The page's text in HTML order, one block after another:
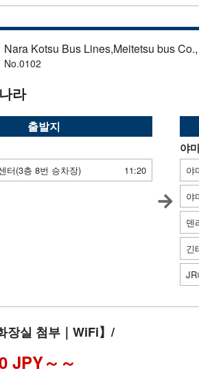
Nara Kotsu Bus Lines,Meitetsu bus
No.0102
라
출발지
터(3층 8번 승차장) 11:20
야
야
야
덴
긴
JR
장실 첨부｜WiFi】/
JPY～